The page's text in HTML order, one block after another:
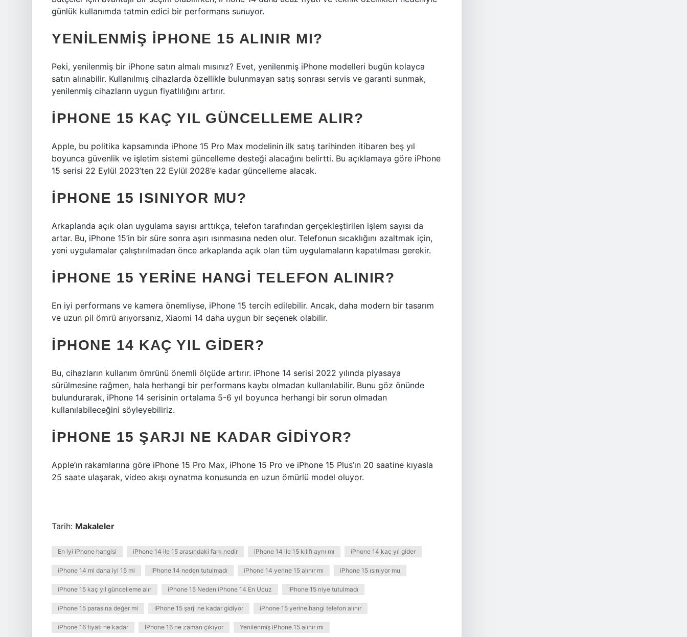
günlük kullanımda tatmin edici bir performans sunuyor.
YENILENMIŞ IPHONE 15 ALINIR MI?
Peki, yenilenmiş bir iPhone satın almalı mısınız? Evet, yenilenmiş iPhone modelleri bugün kolayca
satın alınabilir. Kullanılmış cihazlarda özellikle bulunmayan satış sonrası servis ve garanti sunmak,
yenilenmiş cihazların uygun fiyatlılığını artırır.
IPHONE 15 KAÇ YIL GÜNCELLEME ALIR?
Apple, bu politika kapsamında iPhone 15 Pro Max modelinin ilk satış tarihinden itibaren beş yıl
boyunca güvenlik ve işletim sistemi güncelleme desteği alacağını belirtti. Bu açıklamaya göre iPhone
15 serisi 22 Eylül 2023’ten 22 Eylül 2028’e kadar güncelleme alacak.
IPHONE 15 ISINIYOR MU?
Arkaplanda açık olan uygulama sayısı arttıkça, telefon tarafından gerçekleştirilen işlem sayısı da
artar. Bu, iPhone 15’in bir süre sonra aşırı ısınmasına neden olur. Telefonun sıcaklığını azaltmak için,
yeni uygulamalar çalıştırılmadan önce arkaplanda açık olan tüm uygulamaların kapatılması gerekir.
IPHONE 15 YERINE HANGI TELEFON ALINIR?
En iyi performans ve kamera önemliyse, iPhone 15 tercih edilebilir. Ancak, daha modern bir tasarım
ve uzun pil ömrü arıyorsanız, Xiaomi 14 daha uygun bir seçenek olabilir.
IPHONE 14 KAÇ YIL GIDER?
Bu, cihazların kullanım ömrünü önemli ölçüde artırır. iPhone 14 serisi 2022 yılında piyasaya
sürülmesine rağmen, hala herhangi bir performans kaybı olmadan kullanılabilir. Bunu göz önünde
bulundurarak, iPhone 14 serisinin ortalama 5-6 yıl boyunca herhangi bir sorun olmadan
kullanılabileceğini söyleyebiliriz.
IPHONE 15 ŞARJI NE KADAR GIDIYOR?
Apple’ın rakamlarına göre iPhone 15 Pro Max, iPhone 15 Pro ve iPhone 15 Plus’ın 20 saatine kıyasla
25 saate ulaşarak, video akışı oynatma konusunda en uzun ömürlü model oluyor.
Tarih: Makaleler
En iyi iPhone hangisi iPhone 14 ile 15 arasındaki fark nedir iPhone 14 ile 15 kılıfı aynı mı iPhone 14 kaç yıl gider
iPhone 14 mi daha iyi 15 mi iPhone 14 neden tutulmadı iPhone 14 yerine 15 alınır mı iPhone 15 ısınıyor mu
iPhone 15 kaç yıl güncelleme alır iPhone 15 Neden iPhone 14 En Ucuz iPhone 15 niye tutulmadı
iPhone 15 parasına değer mi iPhone 15 şarjı ne kadar gidiyor iPhone 15 yerine hangi telefon alınır
iPhone 16 fiyatı ne kadar İPhone 16 ne zaman çıkıyor Yenilenmiş iPhone 15 alınır mı